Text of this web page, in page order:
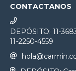
CONTACTANOS
DEPÓSITO: 11-
11-2250-4559